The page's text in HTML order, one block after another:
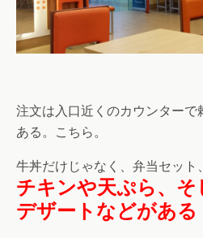
注文は入口近くのカウンターで
ある。こちら。
牛丼だけじゃなく、弁当セット
チキンや天ぷら、そ
デザートなどがある